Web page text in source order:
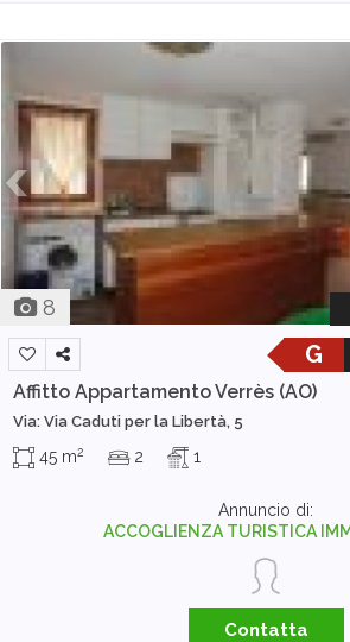
8
G
Affitto AppartamentoVerrès (AO)
Via: Via Caduti per la Libertà, 5
45 m2 2 1
Annuncio di:
ACCOGLIENZA TURISTICA
Contatta